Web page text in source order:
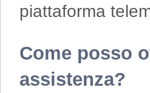
piattaforma
Come posso
assistenza?